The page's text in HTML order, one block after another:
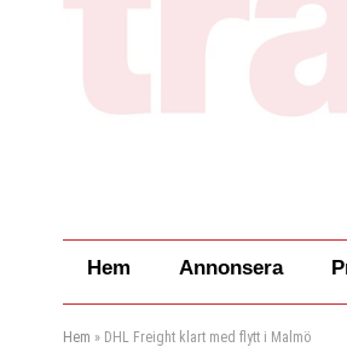
Hem Annonsera
Hem » DHL Freight klart med flytt i Malmö